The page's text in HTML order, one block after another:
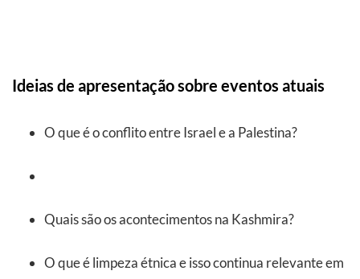
Ideias de apresentação sobre eventos atuais
O que é o conflito entre Israel e a Palestina?
Quais são os acontecimentos na Kashmira?
O que é limpeza étnica e isso continua relevante em